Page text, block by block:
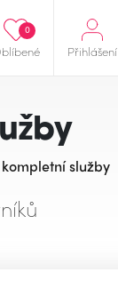
0
Přihlášení
služby